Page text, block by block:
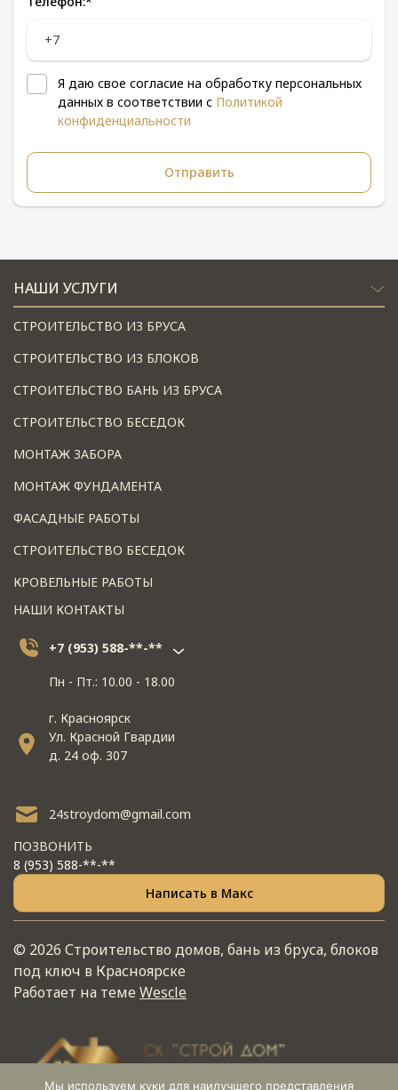
Я даю свое согласие на обработку персональных
данных в соответствии с Политикой
конфиденциальности
НАШИ УСЛУГИ
СТРОИТЕЛЬСТВО ИЗ БРУСА
СТРОИТЕЛЬСТВО ИЗ БЛОКОВ
СТРОИТЕЛЬСТВО БАНЬ ИЗ БРУСА
СТРОИТЕЛЬСТВО БЕСЕДОК
МОНТАЖ ЗАБОРА
МОНТАЖ ФУНДАМЕНТА
ФАСАДНЫЕ РАБОТЫ
СТРОИТЕЛЬСТВО БЕСЕДОК
КРОВЕЛЬНЫЕ РАБОТЫ
НАШИ КОНТАКТЫ
+7 (953) 588-**-**
Пн - Пт.: 10.00 - 18.00
г. Красноярск
Ул. Красной Гвардии
д. 24 оф. 307
24stroydom@gmail.com
ПОЗВОНИТЬ
8 (953) 588-**-**
Написать в Макс
© 2026 Строительство домов, бань из бруса, блоков
под ключ в Красноярске
Работает на темеWescle
Мы используем куки для наилучшего представления